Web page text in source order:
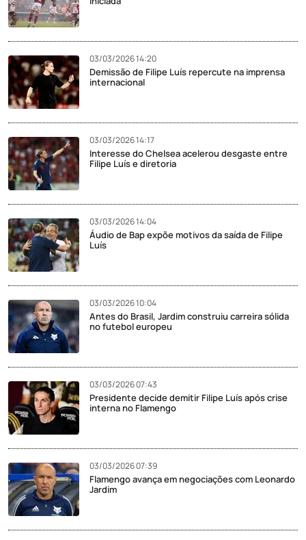
03/03/2026 14:20
Demissão de Filipe Luís repercute na imprensa
internacional
03/03/2026 14:17
Interesse do Chelsea acelerou desgaste entre
Filipe Luís e diretoria
03/03/2026 14:04
Áudio de Bap expõe motivos da saída de Filipe
Luís
03/03/2026 10:04
Antes do Brasil, Jardim construiu carreira sólida
no futebol europeu
03/03/2026 07:43
Presidente decide demitir Filipe Luís após crise
interna no Flamengo
03/03/2026 07:39
Flamengo avança em negociações com Leonardo
Jardim